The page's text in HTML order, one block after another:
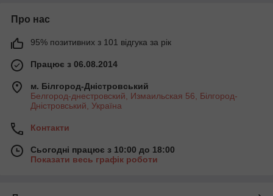
Про нас
95% позитивних з 101 відгука за рік
Працює з 06.08.2014
м. Білгород-Дністровський
Белгород-днестровский, Измаильская 56, Білгород-
Дністровський, Україна
Контакти
Сьогодні працює з 10:00 до 18:00
Показати весь графік роботи